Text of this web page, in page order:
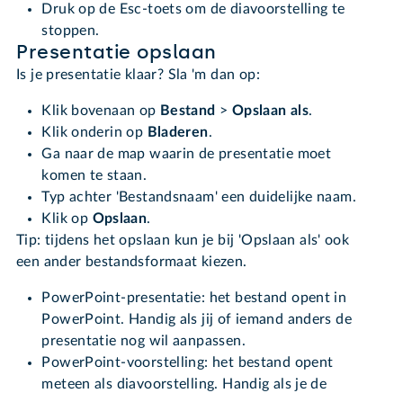
Druk op de Esc-toets om de diavoorstelling te
stoppen.
Presentatie opslaan
Is je presentatie klaar? Sla 'm dan op:
Klik bovenaan op Bestand > Opslaan als.
Klik onderin op Bladeren.
Ga naar de map waarin de presentatie moet
komen te staan.
Typ achter 'Bestandsnaam' een duidelijke naam.
Klik op Opslaan.
Tip: tijdens het opslaan kun je bij 'Opslaan als' ook
een ander bestandsformaat kiezen.
PowerPoint-presentatie: het bestand opent in
PowerPoint. Handig als jij of iemand anders de
presentatie nog wil aanpassen.
PowerPoint-voorstelling: het bestand opent
meteen als diavoorstelling. Handig als je de